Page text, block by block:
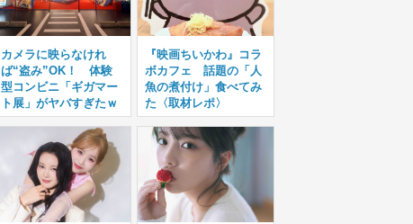
カメラに映らなけれ
ば“盗み”OK！ 体験
型コンビニ「ギガマー
ト展」がヤバすぎたｗ
『映画ちいかわ』コラ
ボカフェ 話題の「人
魚の煮付け」食べてみ
た〈取材レポ〉